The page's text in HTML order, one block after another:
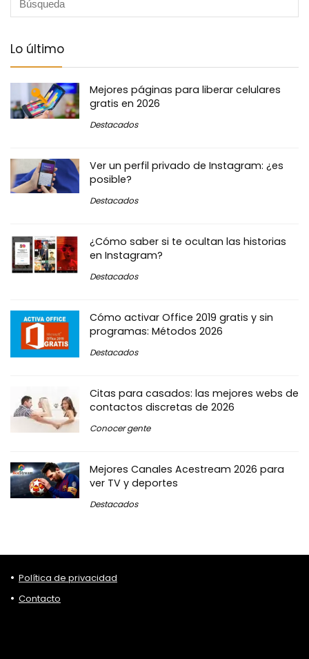
Lo último
Mejores páginas para liberar celulares
gratis en 2026
Destacados
Ver un perfil privado de Instagram: ¿es
posible?
Destacados
¿Cómo saber si te ocultan las historias
en Instagram?
Destacados
Cómo activar Office 2019 gratis y sin
programas: Métodos 2026
Destacados
Citas para casados: las mejores webs de
contactos discretas de 2026
Conocer gente
Mejores Canales Acestream 2026 para
ver TV y deportes
Destacados
Política de privacidad
Contacto